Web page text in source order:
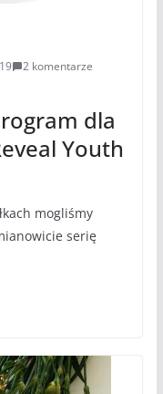
2 komentarze
dla
Youth
mogliśmy
serię